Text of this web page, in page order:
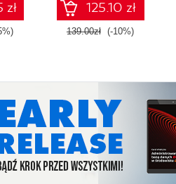
zł
Fourth Edition
125.10 zł
139.00zł (-10%)